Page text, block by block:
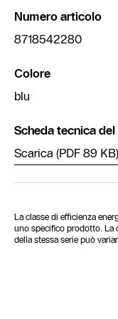
Numero articolo
8718542280
Colore
blu
Scheda tecnica
Scarica (PDF 89 KB)
La classe di efficienza
uno specifico prodotto. La
della stessa serie può